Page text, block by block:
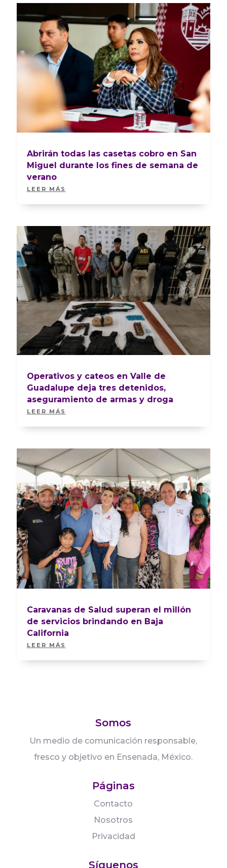
Abrirán todas las casetas cobro en San
Miguel durante los fines de semana de
verano
LEER MÁS
Operativos y cateos en Valle de
Guadalupe deja tres detenidos,
aseguramiento de armas y droga
LEER MÁS
Caravanas de Salud superan el millón
de servicios brindando en Baja
California
LEER MÁS
Somos
Un medio de comunicación responsable,
fresco y objetivo en Ensenada, México.
Páginas
Contacto
Nosotros
Privacidad
Síguenos